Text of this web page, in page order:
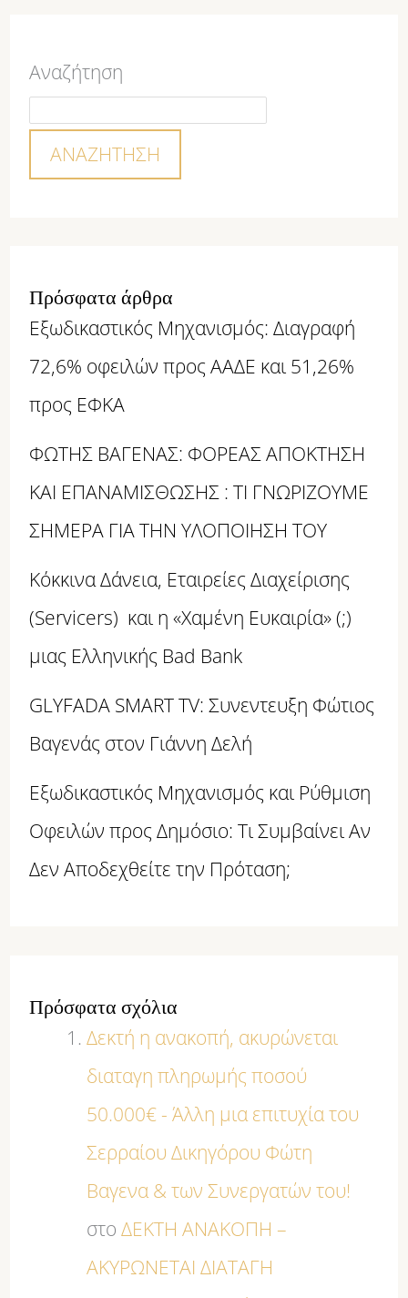
Αναζήτηση
ΑΝΑΖΉΤΗΣΗ
Πρόσφατα άρθρα
Εξωδικαστικός Μηχανισμός: Διαγραφή
72,6% οφειλών προς ΑΑΔΕ και 51,26%
προς ΕΦΚΑ
ΦΩΤΗΣ ΒΑΓΕΝΑΣ: ΦΟΡΕΑΣ ΑΠΟΚΤΗΣΗ
ΚΑΙ ΕΠΑΝΑΜΙΣΘΩΣΗΣ : ΤΙ ΓΝΩΡΙΖΟΥΜΕ
ΣΗΜΕΡΑ ΓΙΑ ΤΗΝ ΥΛΟΠΟΙΗΣΗ ΤΟΥ
Κόκκινα Δάνεια, Εταιρείες Διαχείρισης
(Servicers) και η «Χαμένη Ευκαιρία» (;)
μιας Ελληνικής Bad Bank
GLYFADA SMART TV: Συνεντευξη Φώτιος
Βαγενάς στον Γιάννη Δελή
Εξωδικαστικός Μηχανισμός και Ρύθμιση
Οφειλών προς Δημόσιο: Τι Συμβαίνει Αν
Δεν Αποδεχθείτε την Πρόταση;
Πρόσφατα σχόλια
Δεκτή η ανακοπή, ακυρώνεται
διαταγη πληρωμής ποσού
50.000€ - Άλλη μια επιτυχία του
Σερραίου Δικηγόρου Φώτη
Βαγενα & των Συνεργατών του!
στοΔΕΚΤΗ ΑΝΑΚΟΠΗ –
ΑΚΥΡΩΝΕΤΑΙ ΔΙΑΤΑΓΗ